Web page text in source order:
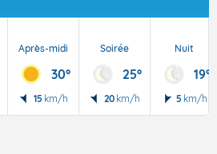
Après-midi
30°
15 km/h
Soirée
25°
20 km/h
Nuit
19°
5 km/h